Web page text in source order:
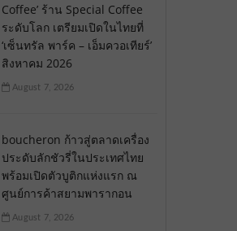
Coffee’ ร้าน Special Coffee
ระดับโลก เตรียมเปิดในไทยที่
‘เซ็นทรัล พาร์ค – เอ็มควอเทียร์’
สิงหาคม 2026
August 7, 2026
boucheron ก้าวสู่ตลาดเครื่อง
ประดับลักชัวรี่ในประเทศไทย
พร้อมเปิดตัวบูติกแห่งแรก ณ
ศูนย์การค้าสยามพารากอน
August 7, 2026